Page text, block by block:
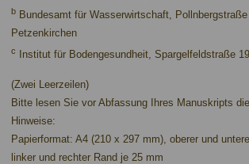
b Bundesamt für Wasserwirtschaft,
Petzenkirchen
c Institut für Bodengesundheit, Spargelfeldstraße
(Zwei Leerzeilen)
Bitte lesen Sie vor Abfassung Ihres Manuskripts
Hinweise:
Papierformat: A4 (210 x 297 mm), oberer und
linker und rechter Rand je 25 mm